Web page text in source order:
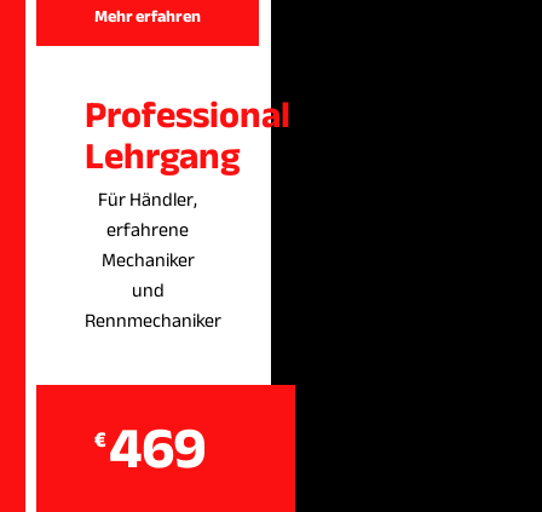
Mehr erfahren
Professional
Lehrgang
Für Händler,
erfahrene
Mechaniker
und
Rennmechaniker
€469